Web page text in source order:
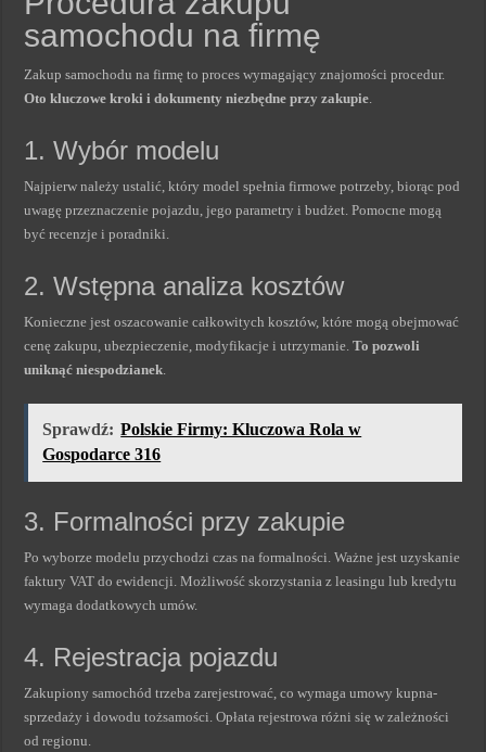
samochodu na firmę
Zakup samochodu na firmę to proces wymagający znajomości procedur.
Oto kluczowe kroki i dokumenty niezbędne przy zakupie.
1. Wybór modelu
Najpierw należy ustalić, który model spełnia firmowe potrzeby, biorąc pod
uwagę przeznaczenie pojazdu, jego parametry i budżet. Pomocne mogą
być recenzje i poradniki.
2. Wstępna analiza kosztów
Konieczne jest oszacowanie całkowitych kosztów, które mogą obejmować
cenę zakupu, ubezpieczenie, modyfikacje i utrzymanie.To pozwoli
uniknąć niespodzianek.
Sprawdź: Polskie Firmy: Kluczowa Rola w
Gospodarce 316
3. Formalności przy zakupie
Po wyborze modelu przychodzi czas na formalności. Ważne jest uzyskanie
faktury VAT do ewidencji. Możliwość skorzystania z leasingu lub kredytu
wymaga dodatkowych umów.
4. Rejestracja pojazdu
Zakupiony samochód trzeba zarejestrować, co wymaga umowy kupna-
sprzedaży i dowodu tożsamości. Opłata rejestrowa różni się w zależności
od regionu.